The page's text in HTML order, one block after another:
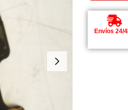
Envíos 24/